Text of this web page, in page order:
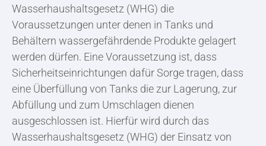
Wasserhaushaltsgesetz (WHG) die
Voraussetzungen unter denen in Tanks und
Behältern wassergefährdende Produkte gelagert
werden dürfen. Eine Voraussetzung ist, dass
Sicherheitseinrichtungen dafür Sorge tragen, dass
eine Überfüllung von Tanks die zur Lagerung, zur
Abfüllung und zum Umschlagen dienen
ausgeschlossen ist. Hierfür wird durch das
Wasserhaushaltsgesetz (WHG) der Einsatz von